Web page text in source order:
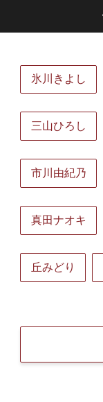
氷川きよし
三山ひろし
市川由紀乃
真田ナオキ
丘みどり